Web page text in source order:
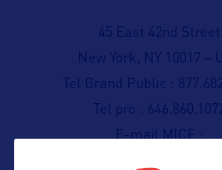
45 East 42nd Street
New York, NY 10017 –
Tel Grand Public :
Tel pro :
E-mail MICE :